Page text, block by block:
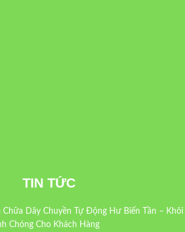
TIN TỨC
Chữa Dây Chuyền Tự Động Hư Biến Tần – Khôi
Chóng Cho Khách Hàng